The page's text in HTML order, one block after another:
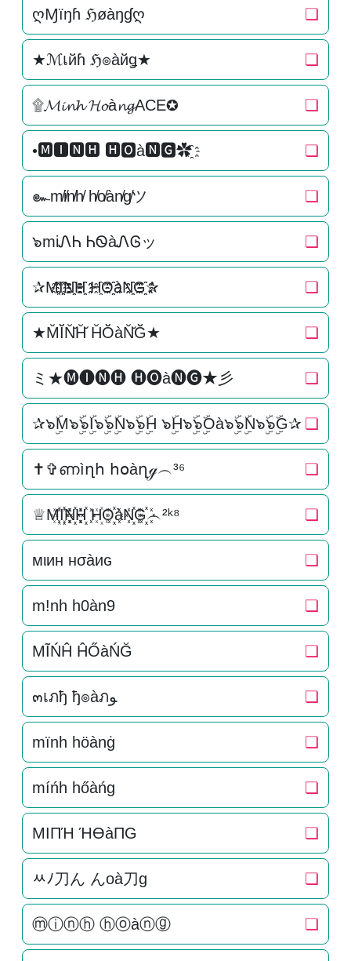
ღⱮїŋɦ ℌøàŋɠღ ❏
★ℳเйɦ ℌ๏àйǥ★ ❏
۩𝓜𝓲𝓷𝓱 𝓗𝓸à𝓷𝓰ACE✪ ❏
•🅼🅸🅽🅷 🅷🅾à🅽🅶✿҈ ❏
๛m̸i̸n̸h̸ h̸o̸àn̸g̸ツ ❏
๖miᏁᏂ ᏂᏫàᏁᎶッ ❏
✰M҈I҈҈N҈҈H҈҈ H҈O҈҈àN҈҈G҈҈✰ ❏
★M̆Ĭ̆N̆̆H̆̆ H̆Ŏ̆àN̆̆Ğ̆★ ❏
ミ★🅜🅘🅝🅗 🅗🅞à🅝🅖★彡 ❏
✰๖ۣۜM๖ۣۜ๖ۣۜI๖ۣۜ๖ۣۜN๖ۣۜ๖ۣۜH ๖ۣۜH๖ۣۜ๖ۣۜOà๖ۣۜ๖ۣۜN๖ۣۜ๖ۣۜG✰ ❏
✝✞ണìղհ հօàղℊ︵³⁶ ❏
♕M꙰I꙰꙰N꙰꙰H꙰꙰ H꙰O꙰꙰àN꙰꙰G꙰꙰︵²ᵏ⁸ ❏
мιин нσàиɢ ❏
m!nh h0àn9 ❏
MĨŃĤ ĤŐàŃĞ ❏
๓เภђ ђ๏àภﻮ ❏
mïnh höànġ ❏
míńh hőàńg ❏
MIПΉ ΉӨàПG ❏
ﾶﾉ刀ん んoà刀g ❏
ⓜⓘⓝⓗ ⓗⓞàⓝⓖ ❏